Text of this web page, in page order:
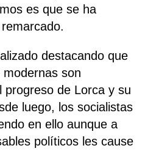
es que se ha
destacando que
son
progreso de Lorca y su
luego, los socialistas
en ello aunque a
políticos les cause